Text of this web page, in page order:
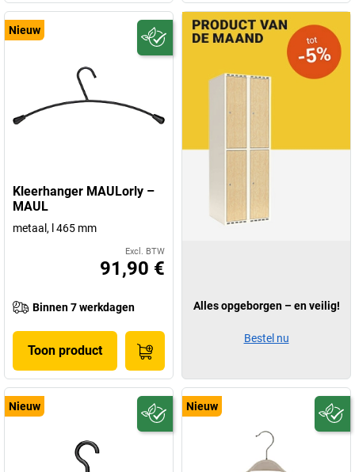
Nieuw
Kleerhanger MAULorly –
MAUL
metaal, l 465 mm
Excl. BTW
91,90 €
Binnen 7 werkdagen
Toon product
Nieuw Nieuw
Alles opgeborgen – en veilig!
Bestel nu